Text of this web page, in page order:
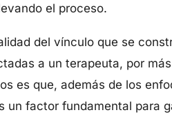
el proceso.
del vínculo que se
a un terapeuta, por
es que, además de los
factor fundamental para